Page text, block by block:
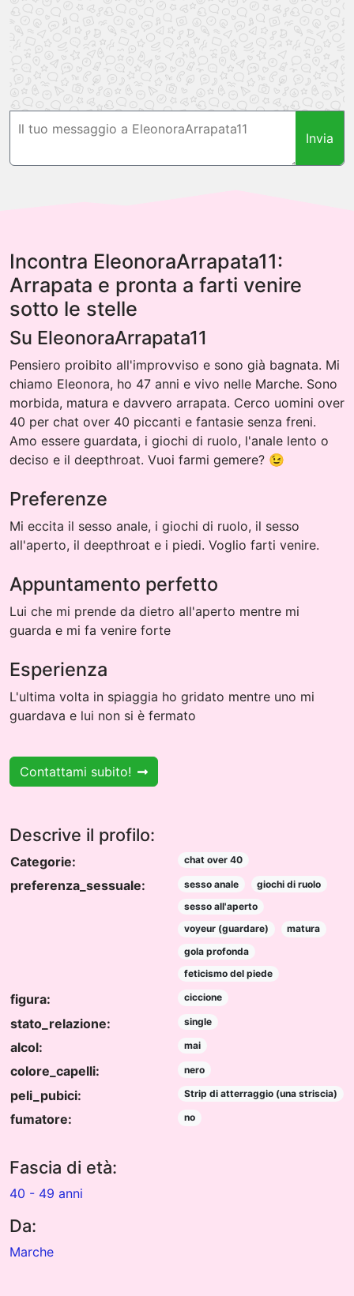
Invia
Incontra EleonoraArrapata11:
Arrapata e pronta a farti venire
sotto le stelle
Su EleonoraArrapata11
Pensiero proibito all'improvviso e sono già bagnata. Mi
chiamo Eleonora, ho 47 anni e vivo nelle Marche. Sono
morbida, matura e davvero arrapata. Cerco uomini over
40 per chat over 40 piccanti e fantasie senza freni.
Amo essere guardata, i giochi di ruolo, l'anale lento o
deciso e il deepthroat. Vuoi farmi gemere? 😉
Preferenze
Mi eccita il sesso anale, i giochi di ruolo, il sesso
all'aperto, il deepthroat e i piedi. Voglio farti venire.
Appuntamento perfetto
Lui che mi prende da dietro all'aperto mentre mi
guarda e mi fa venire forte
Esperienza
L'ultima volta in spiaggia ho gridato mentre uno mi
guardava e lui non si è fermato
Contattami subito!
Descrive il profilo:
Categorie: chat over 40
preferenza_sessuale: sesso anale
giochi di ruolo
sesso all'aperto
voyeur (guardare)
matura
gola profonda
feticismo del piede
figura: ciccione
stato_relazione: single
alcol: mai
colore_capelli: nero
peli_pubici: Strip di atterraggio (una striscia)
fumatore: no
Fascia di età:
40 - 49 anni
Da:
Marche